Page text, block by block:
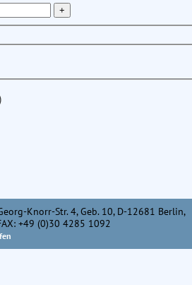
Knorr-Str. 4, Geb. 10, D-12681 Berlin,
+49 (0)30 4285 1092